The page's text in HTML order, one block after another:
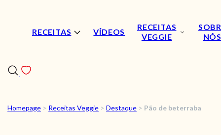
RECEITAS VÍDEOS
RECEITAS
VEGGIE
NÓS
RECEITAS
Homepage > Receitas Veggie > Destaque > Pão de beterraba